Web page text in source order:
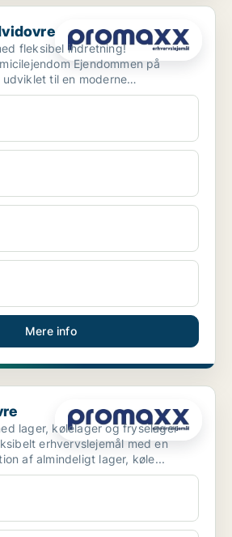
fleksibel indretning!
Ejendommen på
udviklet til en moderne
...
Mere info
lager, kølelager og fryselager
erhvervslejemål med en
af almindeligt lager, køle...